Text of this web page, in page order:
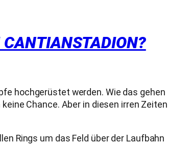
CANTIANSTADION?
hochgerüstet werden. Wie das gehen
Chance. Aber in diesen irren Zeiten
Rings um das Feld über der Laufbahn